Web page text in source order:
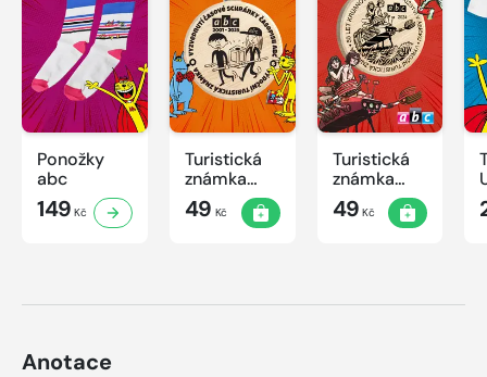
Ponožky
abc
149 Kč
Turistická
známka
ABC -
Časová
49 Kč
Turistická
známka
ABC
49 Kč
Anotace